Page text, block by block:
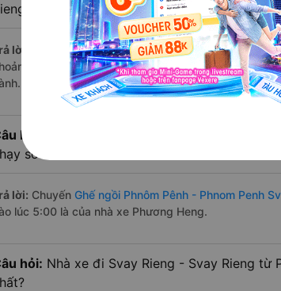
- Svay Rieng?
lời: Tuyến đườngxe Ghế ngồi Phnôm Pênh -
7 chuyến trênVexere.combắt đầu từ 5:00
Các giờ xe chạy có đầy đủ cả ban ngày, buổi
hỏi:
Nhà xe Ghế ngồi đi Svay Rieng -
sớm nhất?
lời: Chuyến Ghế ngồi Phnôm Pênh - Phnom Penh
lúc 5:00 là của nhà xe Phương Heng.
hỏi: Nhà xe đi Svay Rieng - Svay Rieng từ